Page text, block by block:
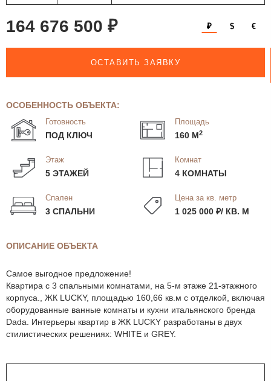
164 676 500 ₽ ₽ $ €
ОСТАВИТЬ ЗАЯВКУ
ОСОБЕННОСТЬ ОБЪЕКТА:
Готовность
ПОД КЛЮЧ
Площадь
160 М2
Этаж
5 ЭТАЖЕЙ
Комнат
4 КОМНАТЫ
Спален
3 СПАЛЬНИ
Цена за кв. метр
1 025 000 ₽/ КВ. М
ОПИСАНИЕ ОБЪЕКТА
Самое выгодное предложение!
Квартира с 3 спальными комнатами, на 5-м этаже 21-этажного
корпуса., ЖК LUCKY, площадью 160,66 кв.м с отделкой, включая
оборудованные ванные комнаты и кухни итальянского бренда
Dada. Интерьеры квартир в ЖК LUCKY разработаны в двух
стилистических решениях: WHITE и GREY.